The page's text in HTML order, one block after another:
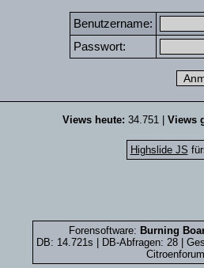
Benutzername:
Passwort:
Views heute: 34.751 | Views
Highslide JS
Forensoftware: Burning
DB: 14.721s | DB-Abfragen: 28 |